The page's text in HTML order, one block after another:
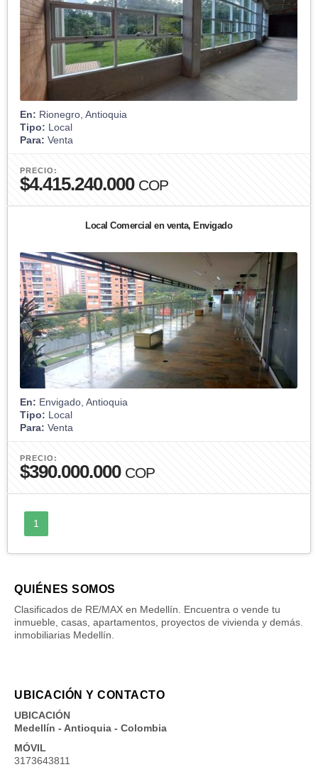
En: Rionegro, Antioquia
Tipo: Local
Para: Venta
PRECIO:
$4.415.240.000 COP
Local Comercial en venta, Envigado
En: Envigado, Antioquia
Tipo: Local
Para: Venta
PRECIO:
$390.000.000 COP
1
QUIÉNES SOMOS
Clasificados de RE/MAX en Medellín. Encuentra o vende tu
inmueble, casas, apartamentos, proyectos de vivienda y demás.
inmobiliarias Medellín.
UBICACIÓN Y CONTACTO
UBICACIÓN
Medellín - Antioquia - Colombia
MÓVIL
3173643811